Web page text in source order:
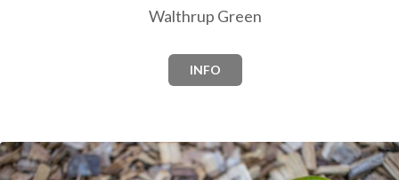
Walthrup Green
INFO